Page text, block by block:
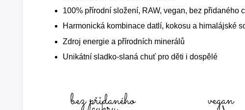
100% přírodní složení, RAW, vegan, bez přidaného
Harmonická kombinace datlí, kokosu a himalájské
Zdroj energie a přírodních minerálů
Unikátní sladko-slaná chuť pro děti i dospělé